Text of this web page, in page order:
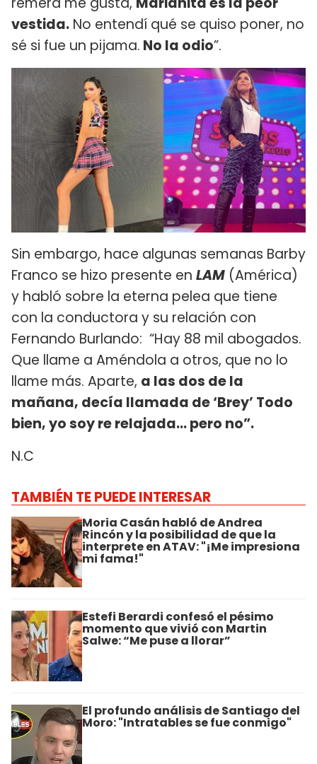
vestida. No entendí qué se quiso poner, no
sé si fue un pijama. No la odio”.
Sin embargo, hace algunas semanas Barby
Franco se hizo presente en LAM (América)
y habló sobre la eterna pelea que tiene
con la conductora y su relación con
Fernando Burlando: “Hay 88 mil abogados.
Que llame a Améndola a otros, que no lo
llame más. Aparte, a las dos de la
mañana, decía llamada de ‘Brey’ Todo
bien, yo soy re relajada... pero no”.
N.C
TAMBIÉN TE PUEDE INTERESAR
Moria Casán habló de Andrea
Rincón y la posibilidad de que la
interprete en ATAV: "¡Me impresiona
mi fama!"
Estefi Berardi confesó el pésimo
momento que vivió con Martin
Salwe: “Me puse a llorar”
El profundo análisis de Santiago del
Moro: "Intratables se fue conmigo"